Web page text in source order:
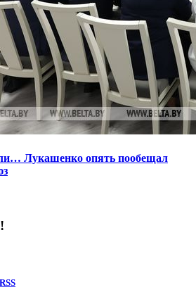
Лукашенко опять пообещал